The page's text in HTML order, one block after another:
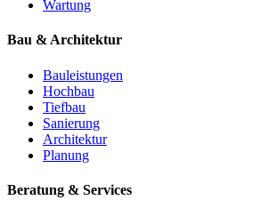
Wartung
Bau & Architektur
Bauleistungen
Hochbau
Tiefbau
Sanierung
Architektur
Planung
Beratung & Services